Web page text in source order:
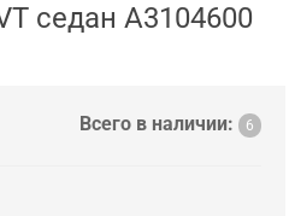
седан A3104600
Всего в наличии: 6